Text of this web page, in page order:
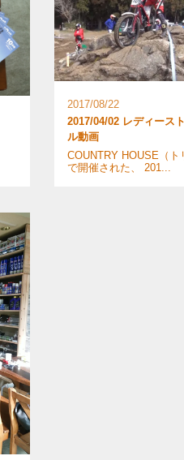
2017/08/22
2017/04/02 レディース
ル動画
COUNTRY HOUSE（ト
で開催された、 201...